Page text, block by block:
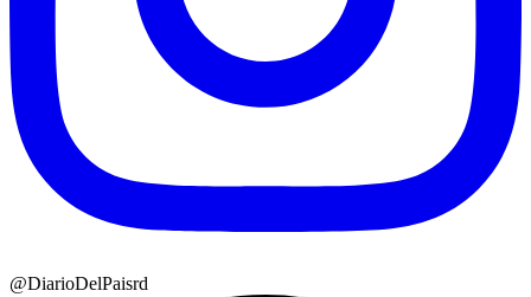
@DiarioDelPaisrd